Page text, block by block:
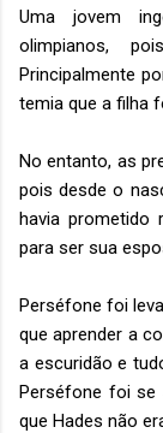
Uma jovem
olimpianos,
Principalmente
temia que a filha
No entanto, as
pois desde o
havia prometido
para ser sua
Perséfone foi
que aprender a
a escuridão e
Perséfone foi se
que Hades não